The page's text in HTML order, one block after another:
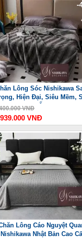
-
Lông Sóc Nishikawa
Hiện Đại, Siêu Mềm,
Ấm
VNĐ
VNĐ
-
Lông Cáo Nguyệt
Nishikawa Nhật Bản Cao